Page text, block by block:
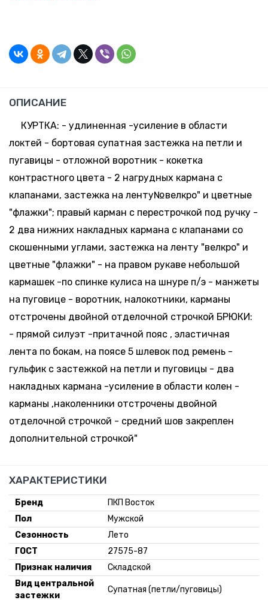
ОПИСАНИЕ
КУРТКА: - удлиненная -усиление в области
локтей - бортовая супатная застежка на петли и
пугавицы - отложной воротник - кокетка
контрастного цвета - 2 нагрудных кармана с
клапанами, застежка на ленту№велкро" и цветные
"флажки"; правый карман с перестрочкой под ручку -
2 два нижних накладных кармана с клапанами со
скошенными углами, застежка на ленту "велкро" и
цветные "флажки" - на правом рукаве небольшой
кармашек -по спинке кулиса на шнуре п/э - манжеты
на пуговице - воротник, налокотники, карманы
отстрочены двойной отделочной строчкой БРЮКИ:
- прямой силуэт -притачной пояс , эластичная
лента по бокам, на поясе 5 шлевок под ремень -
гульфик с застежкой на петли и пуговицы - два
накладных кармана -усиление в области колен -
карманы ,наколенники отстрочены двойной
отделочной строчкой - средний шов закреплен
дополнительной строчкой"
ХАРАКТЕРИСТИКИ
Бренд
ПКП Восток
Пол
Мужской
Сезонность
Лето
ГОСТ
27575-87
Признак наличия
Складской
Вид центральной
застежки
Супатная (петли/пуговицы)